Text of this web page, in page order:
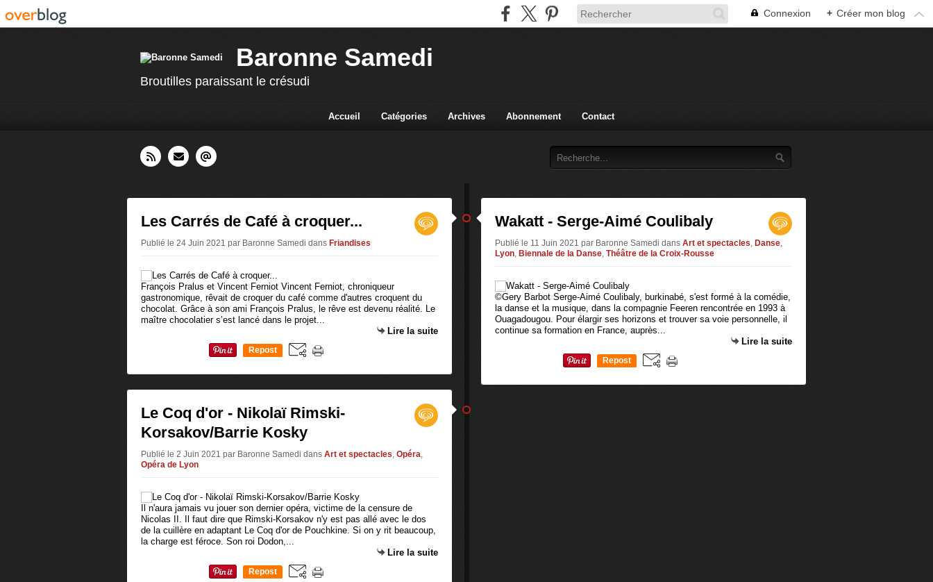
Connexion + Créer mon blog
Baronne Samedi
Broutilles paraissant le crésudi
Accueil Catégories Archives Abonnement Contact
Les Carrés de Café à croquer...
Publié le 24 Juin 2021 par Baronne Samedi dans Friandises
François Pralus et Vincent Ferniot Vincent Ferniot, chroniqueur
gastronomique, rêvait de croquer du café comme d'autres croquent du
chocolat. Grâce à son ami François Pralus, le rêve est devenu réalité. Le
maître chocolatier s’est lancé dans le projet...
Lire la suite
Repost
Le Coq d'or - Nikolaï Rimski-
Korsakov/Barrie Kosky
Publié le 2 Juin 2021 par Baronne Samedi dans Art et spectacles, Opéra,
Opéra de Lyon
Il n'aura jamais vu jouer son dernier opéra, victime de la censure de
Nicolas II. Il faut dire que Rimski-Korsakov n'y est pas allé avec le dos
de la cuillère en adaptant Le Coq d'or de Pouchkine. Si on y rit beaucoup,
la charge est féroce. Son roi Dodon,...
Lire la suite
Repost
Wakatt - Serge-Aimé Coulibaly
Publié le 11 Juin 2021 par Baronne Samedi dans Art et spectacles, Danse,
Lyon, Biennale de la Danse, Théâtre de la Croix-Rousse
©Gery Barbot Serge-Aimé Coulibaly, burkinabé, s'est formé à la comédie,
la danse et la musique, dans la compagnie Feeren rencontrée en 1993 à
Ouagadougou. Pour élargir ses horizons et trouver sa voie personnelle, il
continue sa formation en France, auprès...
Lire la suite
Repost